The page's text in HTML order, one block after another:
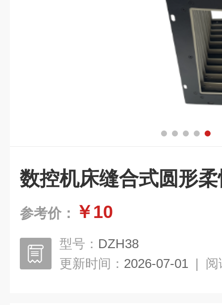
数控机床缝合式圆形
参考价： ￥10
型号： DZH38
更新时间： 2026-07-01 | 阅